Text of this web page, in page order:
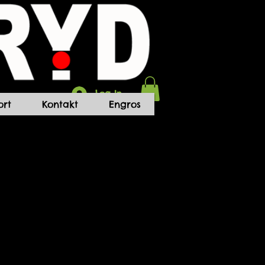
Log In
Kontakt Engros